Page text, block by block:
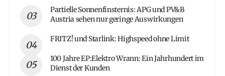
Partielle Sonnenfinsternis: APG und PV&B
Austria sehen nur geringe Auswirkungen
FRITZ! und Starlink: Highspeed ohne Limit
100 Jahre EP:Elektro Wrann: Ein Jahrhundert im
Dienst der Kunden